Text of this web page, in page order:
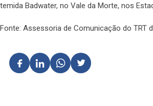
temida Badwater, no Vale da Morte, nos
Fonte: Assessoria de Comunicação do TRT